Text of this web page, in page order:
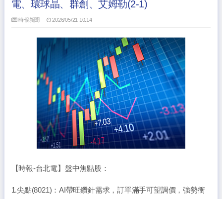
電、環球晶、群創、艾姆勒(2-1)
時報新聞 2026/05/21 10:14
【時報-台北電】盤中焦點股：
1.尖點(8021)：AI帶旺鑽針需求，訂單滿手可望調價，強勢衝